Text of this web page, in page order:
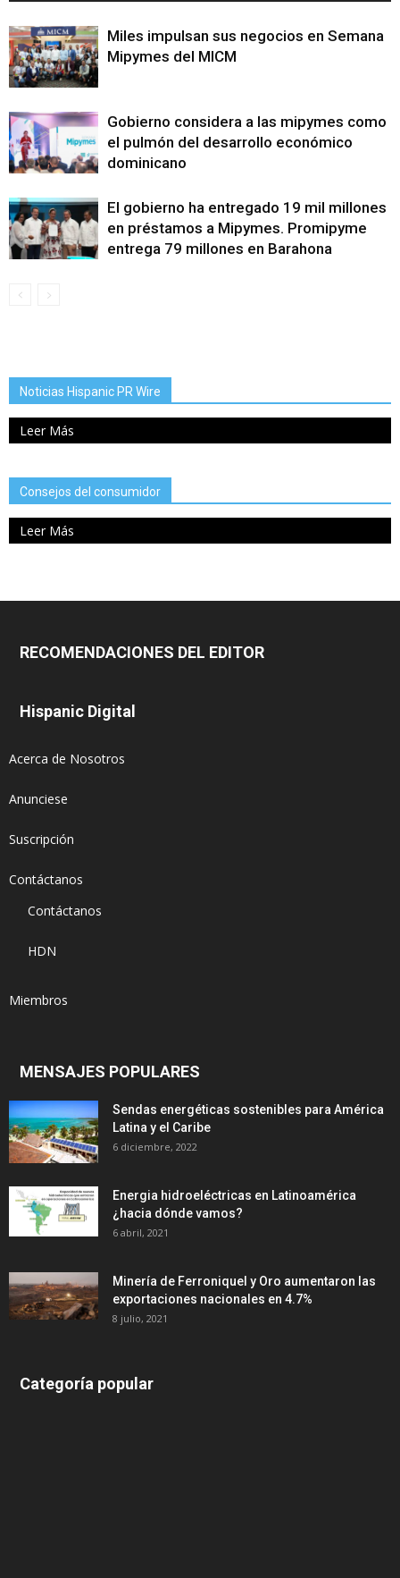
Miles impulsan sus negocios en Semana
Mipymes del MICM
Gobierno considera a las mipymes como
el pulmón del desarrollo económico
dominicano
El gobierno ha entregado 19 mil millones
en préstamos a Mipymes. Promipyme
entrega 79 millones en Barahona
Noticias Hispanic PR Wire
Leer Más
Consejos del consumidor
Leer Más
RECOMENDACIONES DEL EDITOR
Hispanic Digital
Acerca de Nosotros
Anunciese
Suscripción
Contáctanos
Contáctanos
HDN
Miembros
MENSAJES POPULARES
Sendas energéticas sostenibles para América
Latina y el Caribe
6 diciembre, 2022
Energia hidroeléctricas en Latinoamérica
¿hacia dónde vamos?
6 abril, 2021
Minería de Ferroniquel y Oro aumentaron las
exportaciones nacionales en 4.7%
8 julio, 2021
Categoría popular